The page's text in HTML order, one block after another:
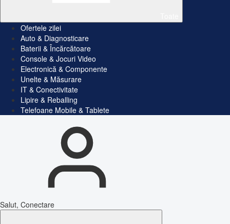
Ofertele zilei
Auto & Diagnosticare
Baterii & Încărcătoare
Console & Jocuri Video
Electronică & Componente
Unelte & Măsurare
IT & Conectivitate
Lipire & Reballing
Telefoane Mobile & Tablete
Salut, Conectare